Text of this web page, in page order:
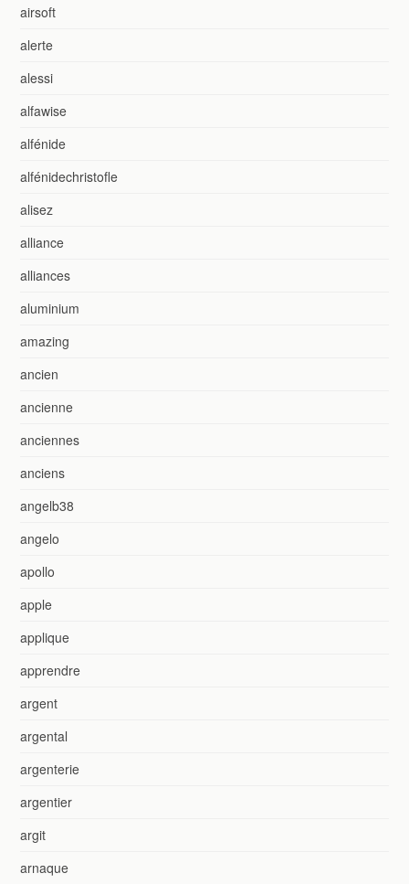
airsoft
alerte
alessi
alfawise
alfénide
alfénidechristofle
alisez
alliance
alliances
aluminium
amazing
ancien
ancienne
anciennes
anciens
angelb38
angelo
apollo
apple
applique
apprendre
argent
argental
argenterie
argentier
argit
arnaque